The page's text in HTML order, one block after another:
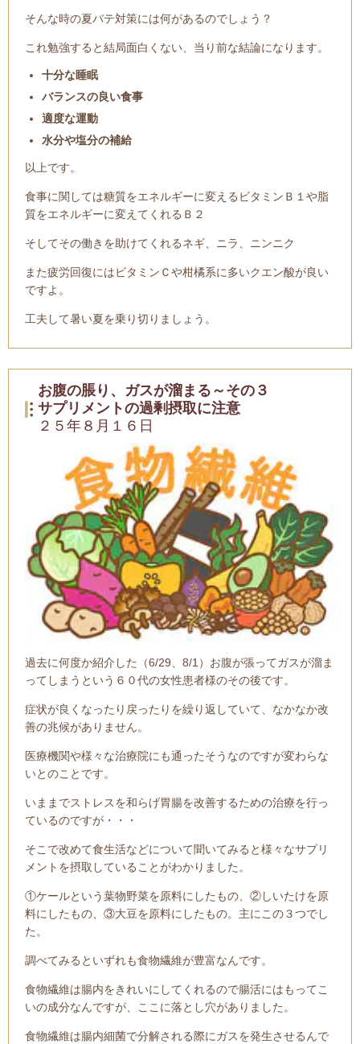
そんな時の夏バテ対策には何があるのでしょう？
これ勉強すると結局面白くない、当り前な結論になります。
十分な睡眠
バランスの良い食事
適度な運動
水分や塩分の補給
以上です。
食事に関しては糖質をエネルギーに変えるビタミンＢ１や脂
質をエネルギーに変えてくれるＢ２
そしてその働きを助けてくれるネギ、ニラ、ニンニク
また疲労回復にはビタミンＣや柑橘系に多いクエン酸が良い
ですよ。
工夫して暑い夏を乗り切りましょう。
お腹の脹り、ガスが溜まる～その３
サプリメントの過剰摂取に注意
２５年８月１６日
過去に何度か紹介した（6/29、8/1）お腹が張ってガスが溜ま
ってしまうという６０代の女性患者様のその後です。
症状が良くなったり戻ったりを繰り返していて、なかなか改
善の兆候がありません。
医療機関や様々な治療院にも通ったそうなのですが変わらな
いとのことです。
いままでストレスを和らげ胃腸を改善するための治療を行っ
ているのですが・・・
そこで改めて食生活などについて聞いてみると様々なサプリ
メントを摂取していることがわかりました。
①ケールという葉物野菜を原料にしたもの、②しいたけを原
料にしたもの、③大豆を原料にしたもの。主にこの３つでし
た。
調べてみるといずれも食物繊維が豊富なんです。
食物繊維は腸内をきれいにしてくれるので腸活にはもってこ
いの成分なんですが、ここに落とし穴がありました。
食物繊維は腸内細菌で分解される際にガスを発生させるんで